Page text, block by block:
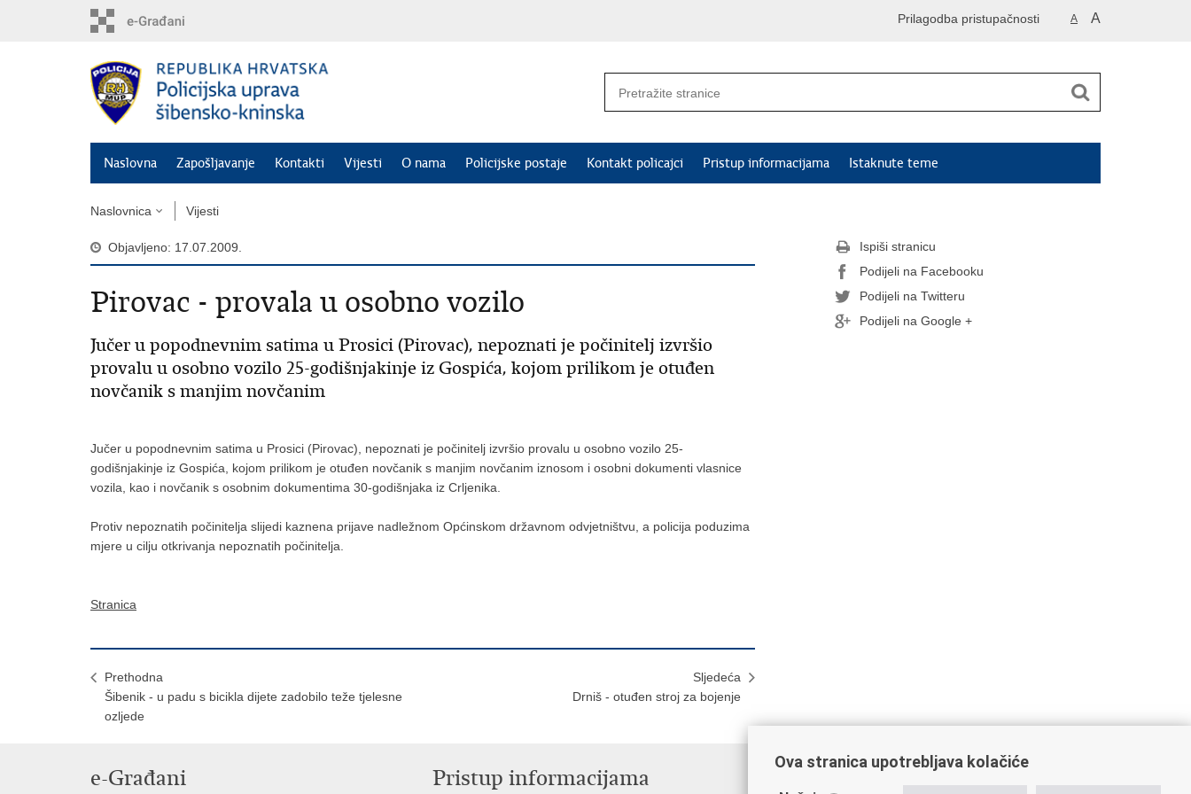
A A
Prilagodba pristupačnosti
Naslovna Zapošljavanje Kontakti Vijesti O nama Policijske postaje Kontakt policajci Pristup informacijama Istaknute teme
Naslovnica Vijesti
Objavljeno: 17.07.2009.
Pirovac - provala u osobno vozilo
Jučer u popodnevnim satima u Prosici (Pirovac), nepoznati je počinitelj izvršio
provalu u osobno vozilo 25-godišnjakinje iz Gospića, kojom prilikom je otuđen
novčanik s manjim novčanim
Jučer u popodnevnim satima u Prosici (Pirovac), nepoznati je počinitelj izvršio provalu u osobno vozilo 25-
godišnjakinje iz Gospića, kojom prilikom je otuđen novčanik s manjim novčanim iznosom i osobni dokumenti vlasnice
vozila, kao i novčanik s osobnim dokumentima 30-godišnjaka iz Crljenika.
Protiv nepoznatih počinitelja slijedi kaznena prijave nadležnom Općinskom državnom odvjetništvu, a policija poduzima
mjere u cilju otkrivanja nepoznatih počinitelja.
Stranica
Prethodna
Šibenik - u padu s bicikla dijete zadobilo teže tjelesne
ozljede
Sljedeća
Drniš - otuđen stroj za bojenje
Ispiši stranicu
Podijeli na Facebooku
Podijeli na Twitteru
Podijeli na Google +
e-Građani Pristup informacijama Važne poveznice
Ova stranica upotrebljava kolačiće